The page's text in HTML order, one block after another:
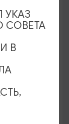
УКАЗ
СОВЕТА
В